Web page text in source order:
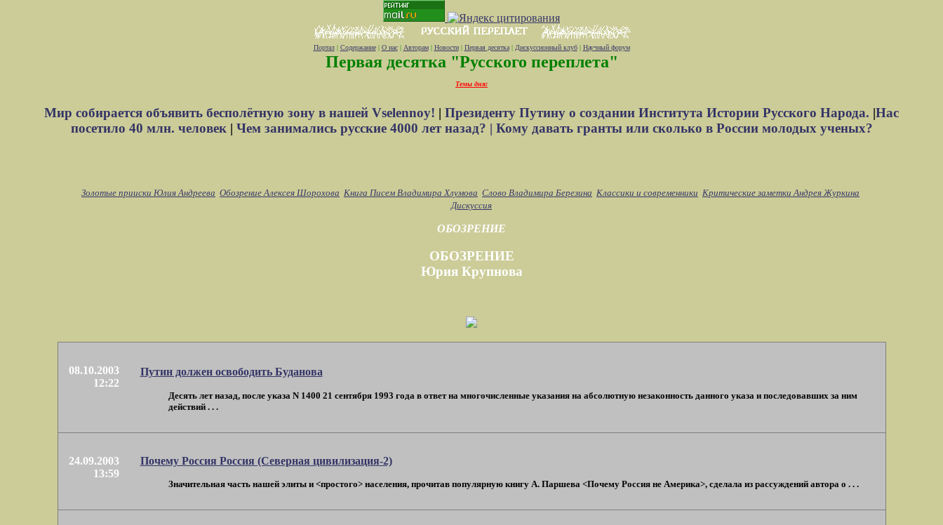
Портал| Содержание| О нас| Авторам| Новости| Первая десятка| Дискуссионный клуб| Научный форум
Первая десятка "Русского переплета"
Темы дня:
Мир собирается объявить бесполётную зону в нашей Vselennoy! | Президенту Путину о создании Института Истории Русского Народа. |Нас
посетило 40 млн. человек| Чем занимались русские 4000 лет назад? | Кому давать гранты или сколько в России молодых ученых?
Золотые прииски Юлия Андреева Обозрение Алексея Шорохова Книга Писем Владимира Хлумова Слово Владимира Березина Классики и современники Критические заметки Андрея Журкина
Дискуссия
ОБОЗРЕНИЕ
ОБОЗРЕНИЕ
Юрия Крупнова
08.10.2003
12:22
Путин должен освободить Буданова
Десять лет назад, после указа N 1400 21 сентября 1993 года в ответ на многочисленные указания на абсолютную незаконность данного указа и последовавших за ним
действий . . .
24.09.2003
13:59
Почему Россия Россия (Северная цивилизация-2)
Значительная часть нашей элиты и <простого> населения, прочитав популярную книгу А. Паршева <Почему Россия не Америка>, сделала из рассуждений автора о . . .